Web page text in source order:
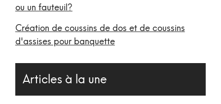
ou un fauteuil?
Création de coussins de dos et de coussins
d'assises pour banquette
Articles à la une